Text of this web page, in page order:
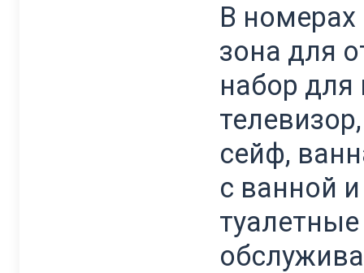
В
зона для
набор для
сейф,
с ванной